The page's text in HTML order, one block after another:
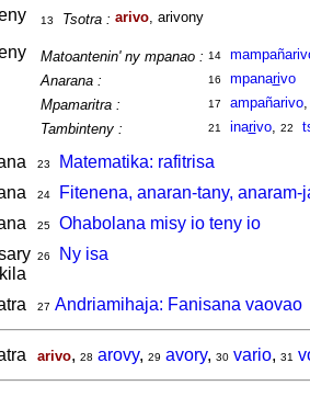
13 Tsotra : arivo, arivony
Matoantenin' ny mpanao : 14
Anarana :
16 mpanarivo
Mpamaritra :
17 ampañarivo
Tambinteny :
21 inarivo, 22
23
Matematika: rafitrisa
24
Fitenena, anaran-tany,
25
Ohabolana misy io teny io
26 Ny isa
27 Andriamihaja: Fanisana vaovao
arivo, 28 arovy, 29 avory, 30 vario, 31